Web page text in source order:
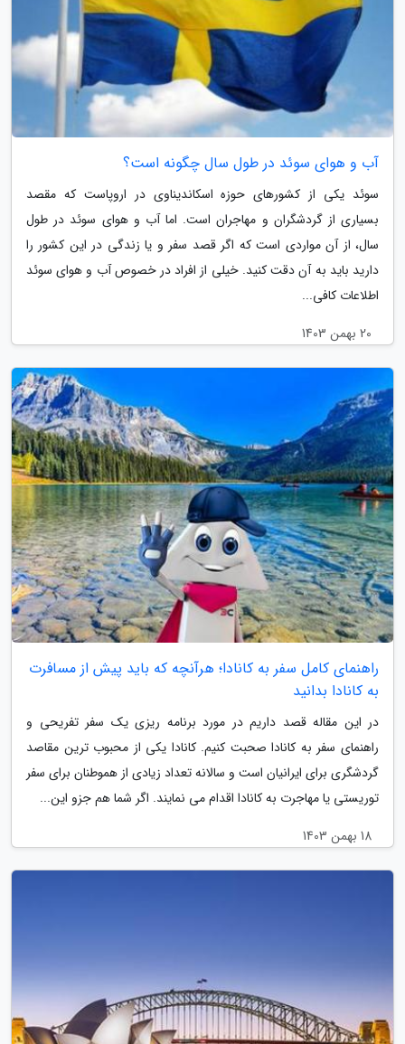
آب و هوای سوئد در طول سال چگونه است؟
سوئد یکی از کشورهای حوزه اسکاندیناوی در اروپاست که مقصد
بسیاری از گردشگران و مهاجران است. اما آب و هوای سوئد در طول
سال، از آن مواردی است که اگر قصد سفر و یا زندگی در این کشور را
دارید باید به آن دقت کنید. خیلی از افراد در خصوص آب و هوای سوئد
اطلاعات کافی...
20 بهمن 1403
راهنمای کامل سفر به کانادا؛ هرآنچه که باید پیش از مسافرت
به کانادا بدانید
در این مقاله قصد داریم در مورد برنامه ریزی یک سفر تفریحی و
راهنمای سفر به کانادا صحبت کنیم. کانادا یکی از محبوب ترین مقاصد
گردشگری برای ایرانیان است و سالانه تعداد زیادی از هموطنان برای سفر
توریستی یا مهاجرت به کانادا اقدام می نمایند. اگر شما هم جزو این...
18 بهمن 1403